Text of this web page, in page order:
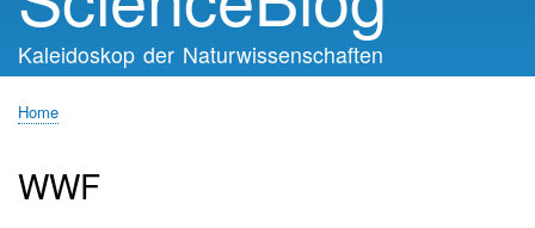
Kaleidoskop der Naturwissenschaften
Home
WWF